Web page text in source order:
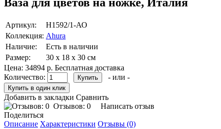
Ваза для цветов на ножке, Италия
Артикул:
Н1592/1-АО
Коллекция: Ahura
Наличие:
Есть в наличии
Размер:
30 х 18 х 30 см
Цена: 34894 р. Бесплатная доставка
Количество:
- или -
Добавить в закладки Сравнить
Отзывов: 0
Написать отзыв
Поделиться
Описание Характеристики Отзывы (0)